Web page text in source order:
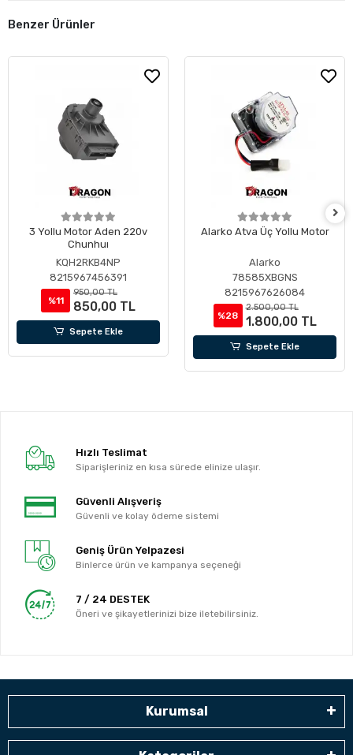
Benzer Ürünler
3 Yollu Motor Aden 220v
Chunhuı
KQH2RKB4NP
8215967456391
%11
950,00 TL
850,00 TL
Sepete Ekle
Alarko Atva Üç Yollu Motor
Alarko
78585XBGNS
8215967626084
%28
2.500,00 TL
1.800,00 TL
Sepete Ekle
Hızlı Teslimat
Siparişleriniz en kısa sürede elinize ulaşır.
Güvenli Alışveriş
Güvenli ve kolay ödeme sistemi
Geniş Ürün Yelpazesi
Binlerce ürün ve kampanya seçeneği
7 / 24 DESTEK
Öneri ve şikayetlerinizi bize iletebilirsiniz.
Kurumsal